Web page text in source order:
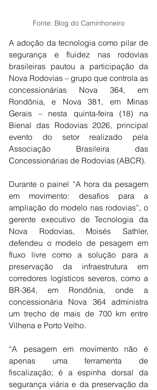
Fonte: Blog do Caminhoneiro
A adoção da tecnologia como pilar de
segurança e fluidez nas rodovias
brasileiras pautou a participação da
Nova Rodovias – grupo que controla as
concessionárias Nova 364, em
Rondônia, e Nova 381, em Minas
Gerais – nesta quinta-feira (18) na
Bienal das Rodovias 2026, principal
evento do setor realizado pela
Associação Brasileira das
Concessionárias de Rodovias (ABCR).
Durante o painel “A hora da pesagem
em movimento: desafios para a
ampliação do modelo nas rodovias”, o
gerente executivo de Tecnologia da
Nova Rodovias, Moisés Sathler,
defendeu o modelo de pesagem em
fluxo livre como a solução para a
preservação da infraestrutura em
corredores logísticos severos, como a
BR-364, em Rondônia, onde a
concessionária Nova 364 administra
um trecho de mais de 700 km entre
Vilhena e Porto Velho.
“A pesagem em movimento não é
apenas uma ferramenta de
fiscalização; é a espinha dorsal da
segurança viária e da preservação da